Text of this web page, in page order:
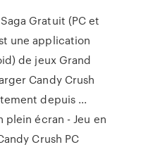
Gratuit (PC et
une application
de jeux Grand
Candy Crush
depuis ...
plein écran - Jeu en
Crush PC